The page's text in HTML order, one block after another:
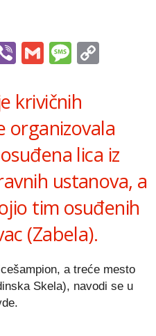
ViberGmail
krivičnih
organizovala
lica iz
ustanova, a
tim osuđenih
(Zabela).
a treće mesto
Skela), navodi se u